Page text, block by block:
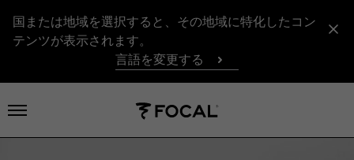
国または地域を選択すると、その地域に特化したコン
テンツが表示されます。
言語を変更する
メニューを開く